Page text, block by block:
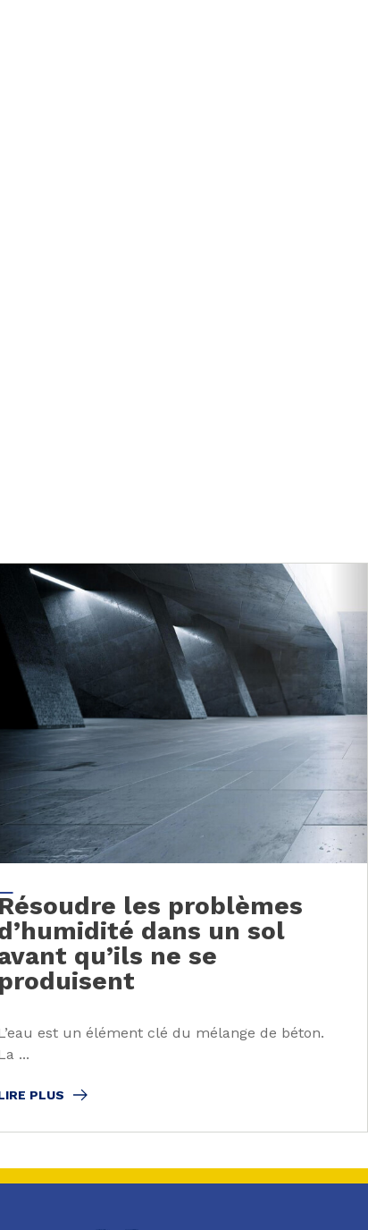
Résoudre les problèmes
dans un sol
qu’ils ne se
produisent
est un élément clé du mélange de béton.
...
PLUS